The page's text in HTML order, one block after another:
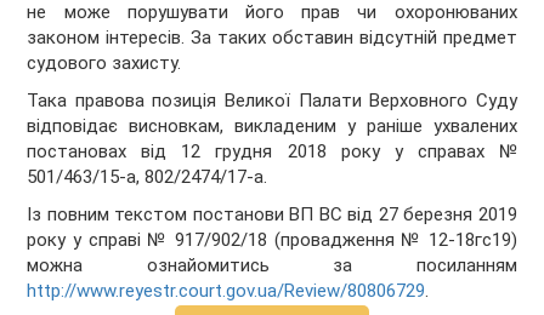
не може порушувати його прав чи охоронюваних
законом інтересів. За таких обставин відсутній предмет
судового захисту.
Така правова позиція Великої Палати Верховного Суду
відповідає висновкам, викладеним у раніше ухвалених
постановах від 12 грудня 2018 року у справах №
501/463/15-а, 802/2474/17-а.
Із повним текстом постанови ВП ВС від 27 березня 2019
року у справі № 917/902/18 (провадження № 12-18гс19)
можна ознайомитись за посиланням
http://www.reyestr.court.gov.ua/Review/80806729.